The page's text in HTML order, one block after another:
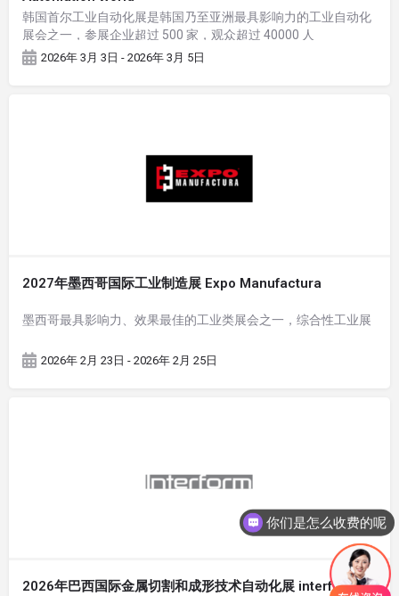
韩国首尔工业自动化展是韩国乃至亚洲最具影响力的工业自动化
展会之一，参展企业超过 500 家，观众超过 40000 人
2026年 3月 3日 - 2026年 3月 5日
2027年墨西哥国际工业制造展 Expo Manufactura
墨西哥最具影响力、效果最佳的工业类展会之一，综合性工业展
2026年 2月 23日 - 2026年 2月 25日
2026年巴西国际金属切割和成形技术自动化展 interform
你们是怎么收费的呢